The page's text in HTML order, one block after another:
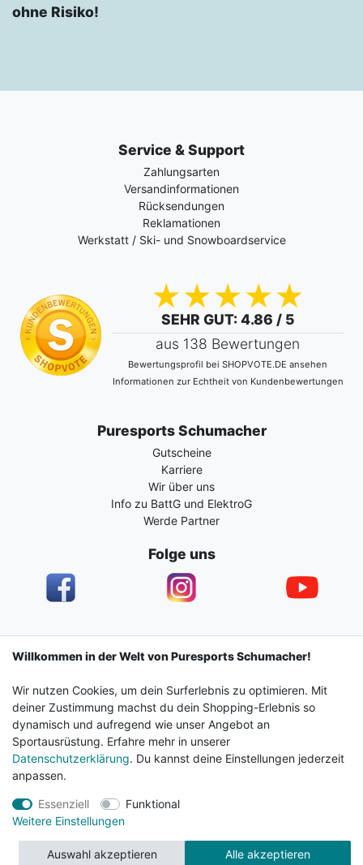
ohne Risiko!
Service & Support
Zahlungsarten
Versandinformationen
Rücksendungen
Reklamationen
Werkstatt / Ski- und Snowboardservice
SEHR GUT: 4.86 / 5
aus 138 Bewertungen
Bewertungsprofil bei SHOPVOTE.DE ansehen
Informationen zur Echtheit von Kundenbewertungen
Puresports Schumacher
Gutscheine
Karriere
Wir über uns
Info zu BattG und ElektroG
Werde Partner
Folge uns
Impressum Daten­schutz­erklärung AGB
Barrierefreiheitserklärung Widerrufs­recht
Vertrag widerrufen Kontakt
© 2024 Surf & Sportshop Schumacher. Alle Rechte
Willkommen in der Welt von Puresports Schumacher!
Wir nutzen Cookies, um dein Surferlebnis zu optimieren. Mit
deiner Zustimmung machst du dein Shopping-Erlebnis so
dynamisch und aufregend wie unser Angebot an
Sportausrüstung. Erfahre mehr in unserer
Datenschutzerklärung. Du kannst deine Einstellungen jederzeit
anpassen.
Essenziell
Funktional
Weitere Einstellungen
Alle akzeptieren
Auswahl akzeptieren